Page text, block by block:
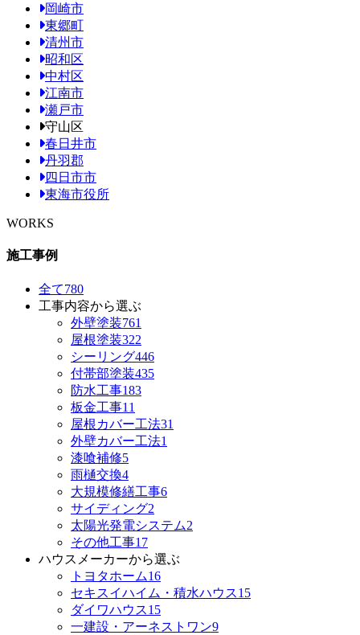
岡崎市
東郷町
清州市
昭和区
中村区
江南市
瀬戸市
守山区
春日井市
丹羽郡
四日市市
東海市役所
WORKS
施工事例
全て780
工事内容から選ぶ
外壁塗装761
屋根塗装322
シーリング446
付帯部塗装435
防水工事183
板金工事11
屋根カバー工法31
外壁カバー工法1
漆喰補修5
雨樋交換4
大規模修繕工事6
サイディング2
太陽光発電システム2
その他工事17
ハウスメーカーから選ぶ
トヨタホーム16
セキスイハイム・積水ハウス15
ダイワハウス15
一建設・アーネストワン9